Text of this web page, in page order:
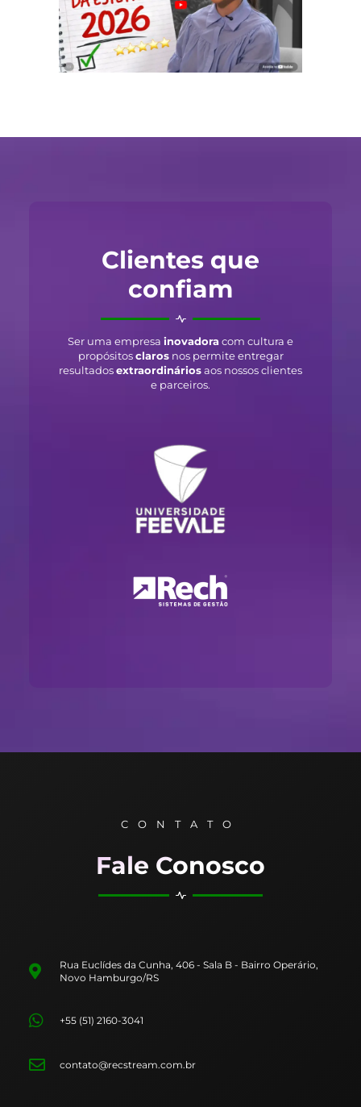
Clientes que
confiam
Ser uma empresa inovadoracom cultura e
propósitosclarosnos permite entregar
resultadosextraordináriosaos nossos clientes
e parceiros.
CONTATO
Fale Conosco
Rua Euclídes da Cunha, 406 - Sala B - Bairro Operário,
Novo Hamburgo/RS
+55 (51) 2160-3041
contato@recstream.com.br